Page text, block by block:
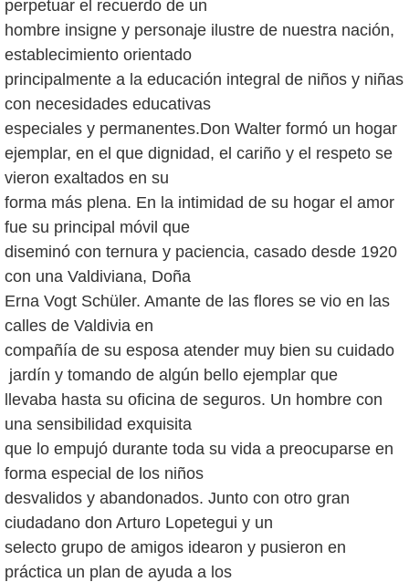
perpetuar el recuerdo de un
hombre insigne y personaje ilustre de nuestra nación,
establecimiento orientado
principalmente a la educación integral de niños y niñas
con necesidades educativas
especiales y permanentes.Don Walter formó un hogar
ejemplar, en el que dignidad, el cariño y el respeto se
vieron exaltados en su
forma más plena. En la intimidad de su hogar el amor
fue su principal móvil que
diseminó con ternura y paciencia, casado desde 1920
con una Valdiviana, Doña
Erna Vogt Schüler. Amante de las flores se vio en las
calles de Valdivia en
compañía de su esposa atender muy bien su cuidado
jardín y tomando de algún bello ejemplar que
llevaba hasta su oficina de seguros. Un hombre con
una sensibilidad exquisita
que lo empujó durante toda su vida a preocuparse en
forma especial de los niños
desvalidos y abandonados. Junto con otro gran
ciudadano don Arturo Lopetegui y un
selecto grupo de amigos idearon y pusieron en
práctica un plan de ayuda a los